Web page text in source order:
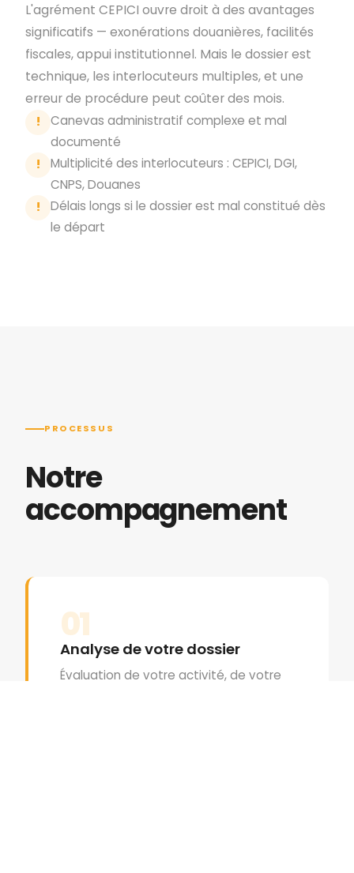
L'agrément CEPICI ouvre droit à des avantages
significatifs — exonérations douanières, facilités
fiscales, appui institutionnel. Mais le dossier est
technique, les interlocuteurs multiples, et une
erreur de procédure peut coûter des mois.
!
Canevas administratif complexe et mal
documenté
!
Multiplicité des interlocuteurs : CEPICI, DGI,
CNPS, Douanes
!
Délais longs si le dossier est mal constitué dès
le départ
PROCESSUS
Notre
accompagnement
01
Analyse de votre dossier
Évaluation de votre activité, de votre